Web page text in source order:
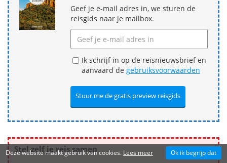
Geef je e-mail adres in, we sturen de
reisgids naar je mailbox.
Ik schrijf in op de reisnieuwsbrief en
aanvaard de gebruiksvoorwaarden
Stel zelf je reis samen
Deze website maakt gebruik van cookies. Lees meer Ok ik begrijp dat